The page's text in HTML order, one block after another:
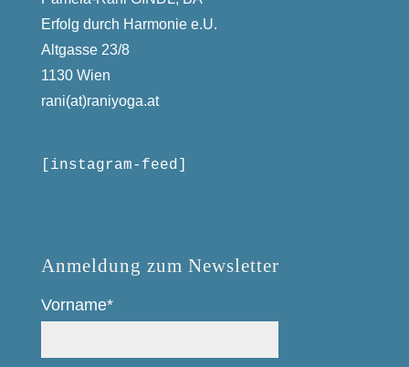
Erfolg durch Harmonie e.U.
Altgasse 23/8
1130 Wien
rani(at)raniyoga.at
[instagram-feed]
Anmeldung zum Newsletter
Vorname*